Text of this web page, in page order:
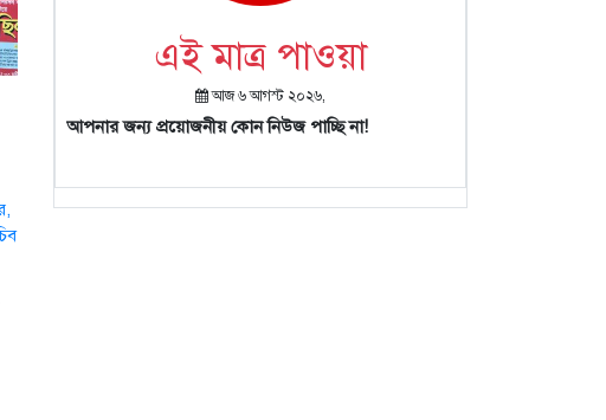
এই মাত্র পাওয়া
আজ ৬ আগস্ট ২০২৬,
আপনার জন্য প্রয়োজনীয় কোন নিউজ পাচ্ছি না!